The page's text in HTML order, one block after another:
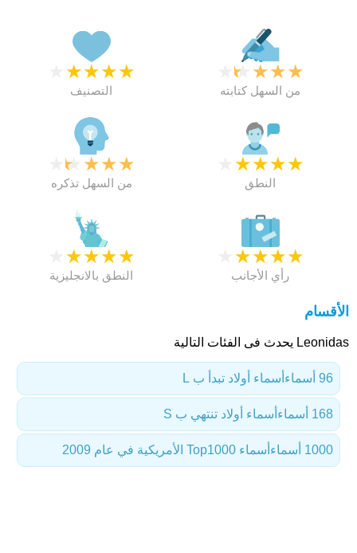
★
★
★
★
التصنيف
★
★
★
★
من السهل كتابته
★
★
★
★
من السهل تذكره
★
★
★
★
النطق
★
★
★
★
النطق بالانجليزية
★
★
★
★
رأي الأجانب
الأقسام
Leonidas يحدث فى الفئات التالية
أسماء أولاد تبدأ ب L 96 أسماء
أسماء أولاد تنتهي ب S 168 أسماء
أسماء Top1000 الأمريكية في عام 2009 1000 أسماء